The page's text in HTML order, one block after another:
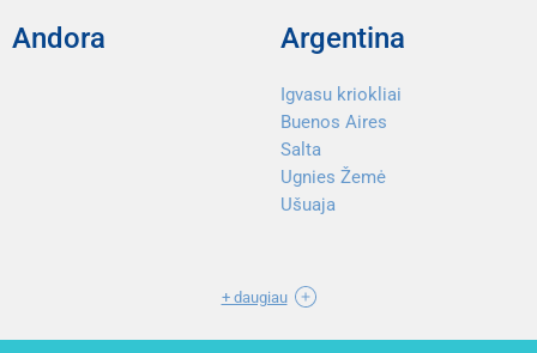
Andora Argentina
Igvasu kriokliai
Buenos Aires
Salta
Ugnies Žemė
Ušuaja
+ daugiau